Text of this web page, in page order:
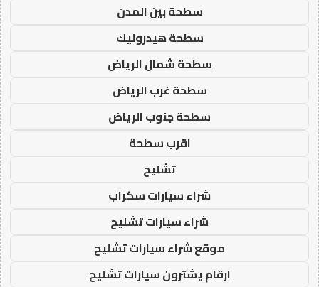
سطحة بين المدن
سطحة هيدروليك
سطحة شمال الرياض
سطحة غرب الرياض
سطحة جنوب الرياض
اقرب سطحة
تشليح
شراء سيارات سكراب
شراء سيارات تشليح
موقع شراء سيارات تشليح
ارقام يشترون سيارات تشليح